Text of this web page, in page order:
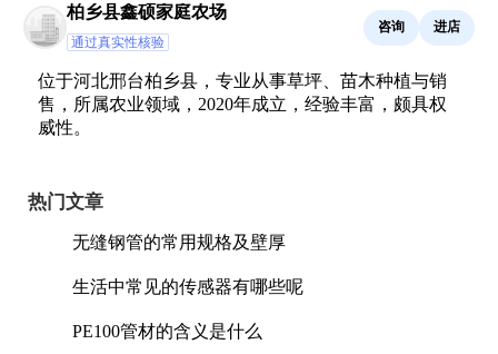
柏乡县鑫硕家庭农场
通过真实性核验
咨询 进店
位于河北邢台柏乡县，专业从事草坪、苗木种植与销
售，所属农业领域，2020年成立，经验丰富，颇具权
威性。
热门文章
无缝钢管的常用规格及壁厚
生活中常见的传感器有哪些呢
PE100管材的含义是什么